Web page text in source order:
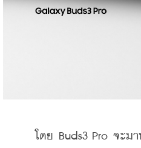
โดย Buds3 Pro จะมา